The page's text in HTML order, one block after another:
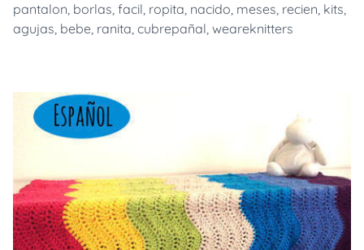
pantalon, borlas, facil, ropita, nacido, meses, recien, kits,
agujas, bebe, ranita, cubrepañal, weareknitters